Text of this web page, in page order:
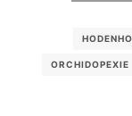
ORCHIDOPEXIE